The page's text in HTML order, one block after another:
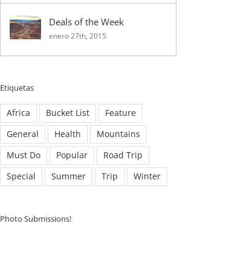
Deals of the Week
enero 27th, 2015
Etiquetas
Africa Bucket List
Feature
General
Health
Mountains
Must Do
Popular
Road Trip
Special
Summer Trip Winter
Photo Submissions!